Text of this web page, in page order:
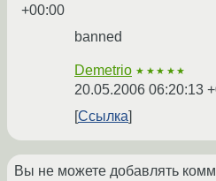
+00:00
banned
Demetrio ★★★★★
20.05.2006 06:20:13
Ссылка
Вы не можете добавлять